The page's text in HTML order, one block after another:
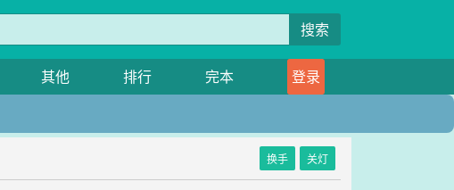
搜索
其他 排行 完本
登录
换手 关灯